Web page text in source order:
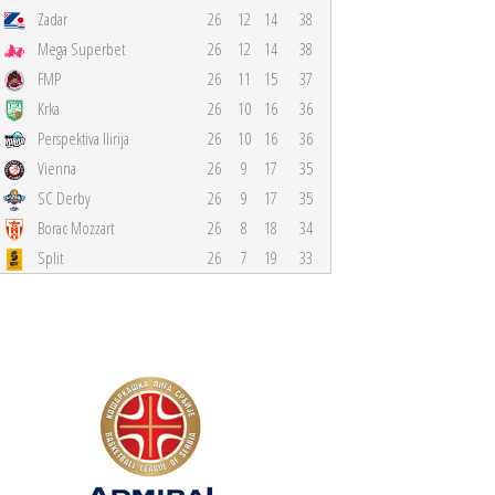
Zadar 26 12 14
38
Mega Superbet 26 12 14
38
FMP 26 11 15
37
Krka 26 10 16
36
Perspektiva Ilirija 26 10 16
36
Vienna 26 9 17
35
SC Derby 26 9 17
35
Borac Mozzart 26 8 18
34
Split 26 7 19 33